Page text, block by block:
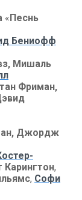
«Песнь
Бениофф
Мишаль
Фриман,
Джордж
Карингтон,
, Софи